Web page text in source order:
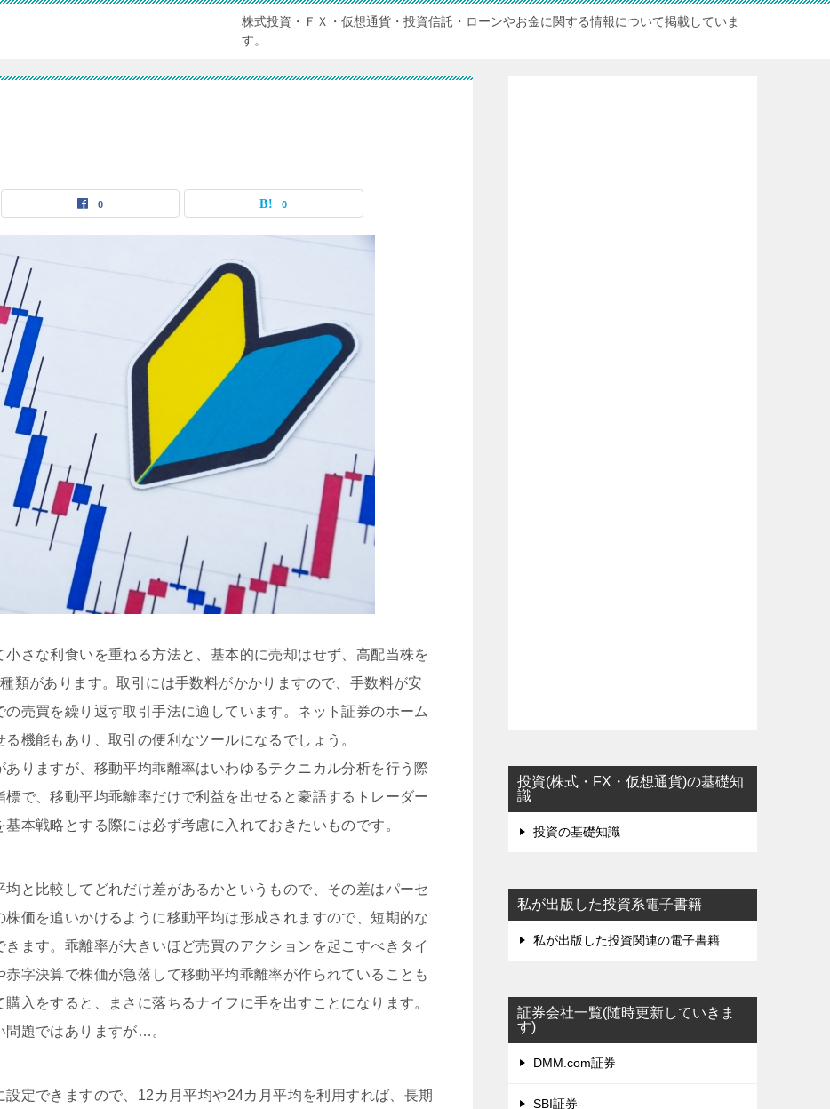
株式投資・ＦＸ・仮想通貨・投資信託・ローンやお金に関する情報について掲載していま
す。
0 0
さな利食いを重ねる方法と、基本的に売却はせず、高配当株を
類があります。取引には手数料がかかりますので、手数料が安
売買を繰り返す取引手法に適しています。ネット証券のホーム
機能もあり、取引の便利なツールになるでしょう。
りますが、移動平均乖離率はいわゆるテクニカル分析を行う際
で、移動平均乖離率だけで利益を出せると豪語するトレーダー
本戦略とする際には必ず考慮に入れておきたいものです。
と比較してどれだけ差があるかというもので、その差はパーセ
価を追いかけるように移動平均は形成されますので、短期的な
ます。乖離率が大きいほど売買のアクションを起こすべきタイ
字決算で株価が急落して移動平均乖離率が作られていることも
入をすると、まさに落ちるナイフに手を出すことになります。
問題ではありますが…。
定できますので、12カ月平均や24カ月平均を利用すれば、長期
投資(株式・FX・仮想通貨)の基礎知
識
投資の基礎知識
私が出版した投資系電子書籍
私が出版した投資関連の電子書籍
証券会社一覧(随時更新していきま
す)
DMM.com証券
SBI証券